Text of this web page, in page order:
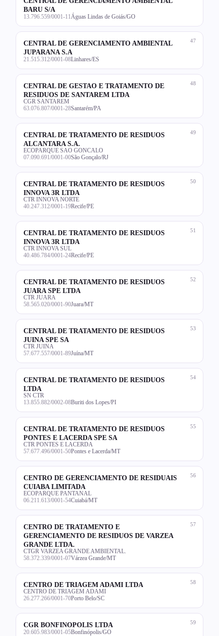
BARU S/A
13.796.559/0001-11 Águas Lindas de Goiás/GO
47
CENTRAL DE GERENCIAMENTO AMBIENTAL
JUPARANA S.A
21.515.312/0001-08Linhares/ES
48
CENTRAL DE GESTAO E TRATAMENTO DE
RESIDUOS DE SANTAREM LTDA
CGR SANTAREM
63.076.807/0001-28Santarém/PA
49
CENTRAL DE TRATAMENTO DE RESIDUOS
ALCANTARA S.A.
ECOPARQUE SAO GONCALO
07.090.691/0001-00São Gonçalo/RJ
50
CENTRAL DE TRATAMENTO DE RESIDUOS
INNOVA 3R LTDA
CTR INNOVA NORTE
40.247.312/0001-19Recife/PE
51
CENTRAL DE TRATAMENTO DE RESIDUOS
INNOVA 3R LTDA
CTR INNOVA SUL
40.486.784/0001-24Recife/PE
52
CENTRAL DE TRATAMENTO DE RESIDUOS
JUARA SPE LTDA
CTR JUARA
58.565.020/0001-90Juara/MT
53
CENTRAL DE TRATAMENTO DE RESIDUOS
JUINA SPE SA
CTR JUINA
57.677.557/0001-89Juína/MT
54
CENTRAL DE TRATAMENTO DE RESIDUOS
LTDA
SN CTR
13.855.882/0002-08Buriti dos Lopes/PI
55
CENTRAL DE TRATAMENTO DE RESIDUOS
PONTES E LACERDA SPE SA
CTR PONTES E LACERDA
57.677.496/0001-50Pontes e Lacerda/MT
56
CENTRO DE GERENCIAMENTO DE RESIDUAIS
CUIABA LIMITADA
ECOPARQUE PANTANAL
06.211.613/0001-54Cuiabá/MT
57
CENTRO DE TRATAMENTO E
GERENCIAMENTO DE RESIDUOS DE VARZEA
GRANDE LTDA.
CTGR VARZEA GRANDE AMBIENTAL.
58.372.339/0001-07Várzea Grande/MT
58
CENTRO DE TRIAGEM ADAMI LTDA
CENTRO DE TRIAGEM ADAMI
26.277.266/0001-70Porto Belo/SC
59
CGR BONFINOPOLIS LTDA
20.605.983/0001-05Bonfinópolis/GO